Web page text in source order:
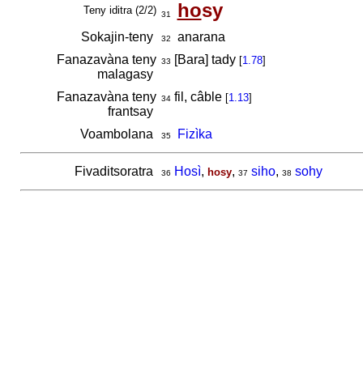
Teny iditra (2/2) 31 hosy
Sokajin-teny 32
anarana
Fanazavàna teny
malagasy
33 [Bara] tady [1.78]
Fanazavàna teny
frantsay
34fil, câble [1.13]
Voambolana 35 Fizìka
Fivaditsoratra 36 Hosì, hosy, 37 siho, 38 sohy